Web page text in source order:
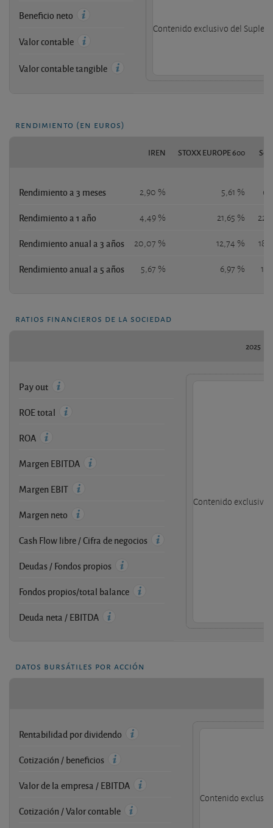
Contenido exclusivo del
Beneficio neto
Valor contable
Valor contable tangible
rendimiento (en euros)
IREN STOXX EUROPE 600
Rendimiento a 3 meses 2,90 % 5,61 %
Rendimiento a 1 año 4,49 % 21,65 %
Rendimiento anual a 3 años 20,07 % 12,74 %
Rendimiento anual a 5 años 5,67 % 6,97 %
ratios financieros de la sociedad
2025
Pay out
Contenido exclusivo
ROE total
ROA
Margen EBITDA
Margen EBIT
Margen neto
Cash Flow libre / Cifra de negocios
Deudas / Fondos propios
Fondos propios/total balance
Deuda neta / EBITDA
datos bursátiles por acción
Rentabilidad por dividendo
Contenido
Cotización / beneficios
Valor de la empresa / EBITDA
Cotización / Valor contable